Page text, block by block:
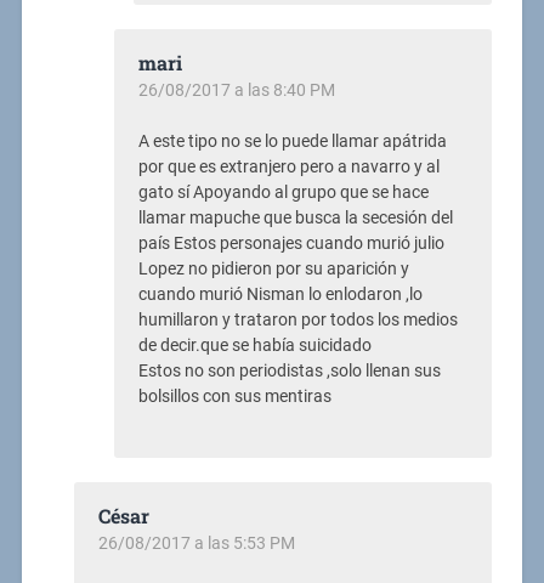
mari
26/08/2017 a las 8:40 PM
A este tipo no se lo puede llamar apátrida
por que es extranjero pero a navarro y al
gato sí Apoyando al grupo que se hace
llamar mapuche que busca la secesión del
país Estos personajes cuando murió julio
Lopez no pidieron por su aparición y
cuando murió Nisman lo enlodaron ,lo
humillaron y trataron por todos los medios
de decir.que se había suicidado
Estos no son periodistas ,solo llenan sus
bolsillos con sus mentiras
César
26/08/2017 a las 5:53 PM